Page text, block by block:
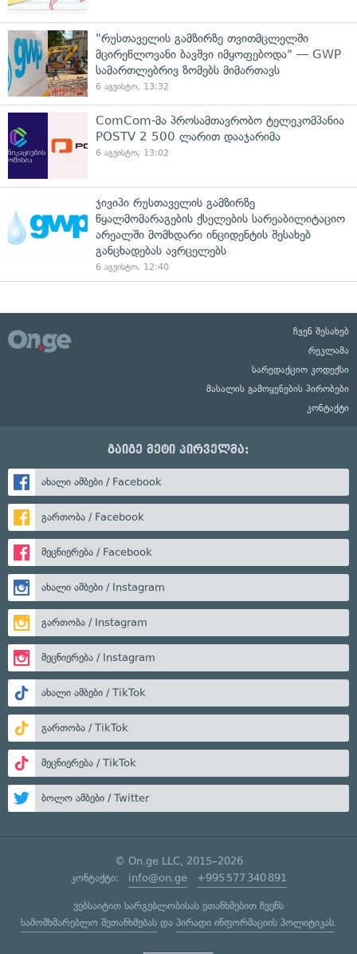
"რუსთაველის გამზირზე თვითმცლელში
მცირეწლოვანი ბავშვი იმყოფებოდა" — GWP
სამართლებრივ ზომებს მიმართავს
6 აგვისტო, 13:32
ComCom-მა პროსამთავრობო ტელეკომპანია
POSTV 2 500 ლარით დააჯარიმა
6 აგვისტო, 13:02
ჯივიპი რუსთაველის გამზირზე
წყალმომარაგების ქსელების სარეაბილიტაციო
არეალში მომხდარი ინციდენტის შესახებ
განცხადებას ავრცელებს
6 აგვისტო, 12:40
ჩვენ შესახებ
რეკლამა
სარედაქციო კოდექსი
მასალის გამოყენების პირობები
კონტაქტი
გაიგე მეტი პირველმა:
ახალი ამბები / Facebook
გართობა / Facebook
მეცნიერება / Facebook
ახალი ამბები / Instagram
გართობა / Instagram
მეცნიერება / Instagram
ახალი ამბები / TikTok
გართობა / TikTok
მეცნიერება / TikTok
ბოლო ამბები / Twitter
© On.ge LLC, 2015–2026
კონტაქტი: info@on.ge +995 577 340 891
ვებსაიტით სარგებლობისას ეთანხმებით ჩვენს
სამომხმარებლო შეთანხმებასდა პირადი ინფორმაციის პოლიტიკას.